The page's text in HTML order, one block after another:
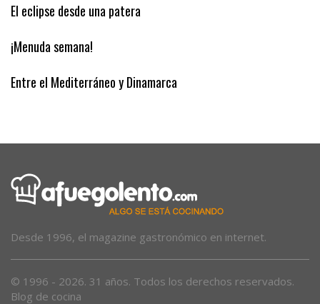
El eclipse desde una patera
¡Menuda semana!
Entre el Mediterráneo y Dinamarca
Desde 1996, el magazine gastronómico en internet.
© 1996 - 2026. 31 años. Todos los derechos reservados.
Blog de cocina